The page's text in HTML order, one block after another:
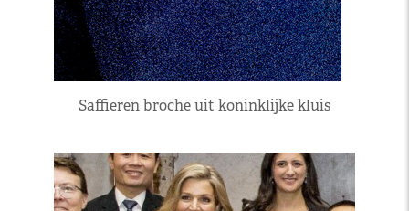
Saffieren broche uit koninklijke kluis